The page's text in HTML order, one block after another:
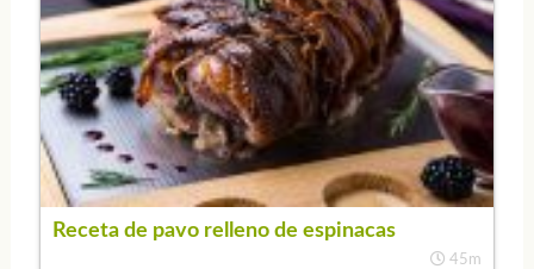
Receta de pavo relleno de espinacas
45m